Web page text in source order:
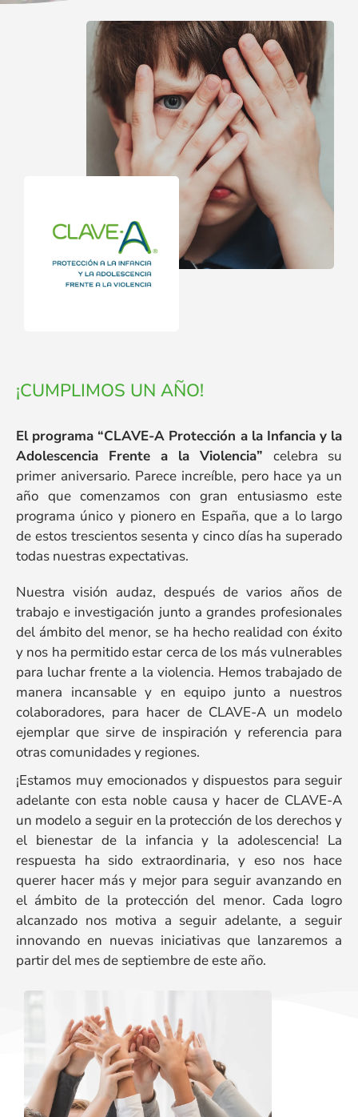
¡CUMPLIMOS UN AÑO!
El programa “CLAVE-A Protección a la Infancia y la
Adolescencia Frente a la Violencia” celebra su
primer aniversario. Parece increíble, pero hace ya un
año que comenzamos con gran entusiasmo este
programa único y pionero en España, que a lo largo
de estos trescientos sesenta y cinco días ha superado
todas nuestras expectativas.
Nuestra visión audaz, después de varios años de
trabajo e investigación junto a grandes profesionales
del ámbito del menor, se ha hecho realidad con éxito
y nos ha permitido estar cerca de los más vulnerables
para luchar frente a la violencia. Hemos trabajado de
manera incansable y en equipo junto a nuestros
colaboradores, para hacer de CLAVE-A un modelo
ejemplar que sirve de inspiración y referencia para
otras comunidades y regiones.
¡Estamos muy emocionados y dispuestos para seguir
adelante con esta noble causa y hacer de CLAVE-A
un modelo a seguir en la protección de los derechos y
el bienestar de la infancia y la adolescencia! La
respuesta ha sido extraordinaria, y eso nos hace
querer hacer más y mejor para seguir avanzando en
el ámbito de la protección del menor. Cada logro
alcanzado nos motiva a seguir adelante, a seguir
innovando en nuevas iniciativas que lanzaremos a
partir del mes de septiembre de este año.